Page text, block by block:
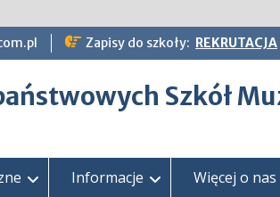
Zapisy do szkoły: REKRUTACJA
Szkół
Informacje Więcej o nas